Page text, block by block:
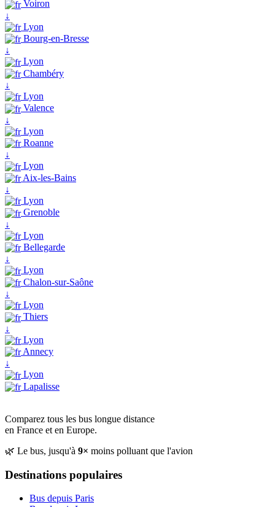
Voiron
↓
Lyon
Bourg-en-Bresse
↓
Lyon
Chambéry
↓
Lyon
Valence
↓
Lyon
Roanne
↓
Lyon
Aix-les-Bains
↓
Lyon
Grenoble
↓
Lyon
Bellegarde
↓
Lyon
Chalon-sur-Saône
↓
Lyon
Thiers
↓
Lyon
Annecy
↓
Lyon
Lapalisse
Comparez tous les bus longue distance
en France et en Europe.
🌿 Le bus, jusqu'à 9× moins polluant que l'avion
Destinations populaires
Bus depuis Paris